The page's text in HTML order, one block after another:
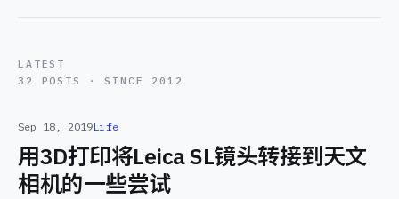
LATEST
32 POSTS · SINCE 2012
Sep 18, 2019Life
用3D打印将Leica SL镜头转接到天文
相机的一些尝试